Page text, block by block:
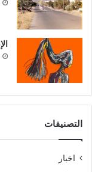
التصنيفات
اخبار